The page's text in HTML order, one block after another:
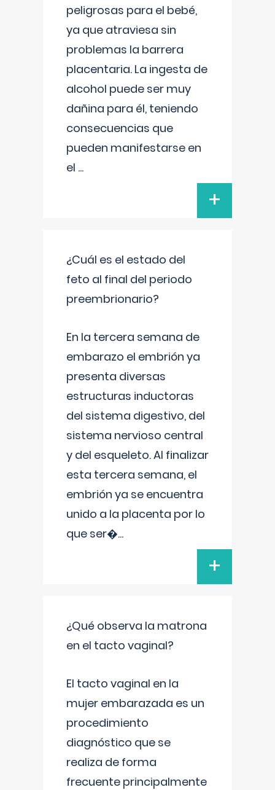
peligrosas para el bebé,
ya que atraviesa sin
problemas la barrera
placentaria. La ingesta de
alcohol puede ser muy
dañina para él, teniendo
consecuencias que
pueden manifestarse en
el ...
+
¿Cuál es el estado del
feto al final del periodo
preembrionario?
En la tercera semana de
embarazo el embrión ya
presenta diversas
estructuras inductoras
del sistema digestivo, del
sistema nervioso central
y del esqueleto. Al finalizar
esta tercera semana, el
embrión ya se encuentra
unido a la placenta por lo
que ser�...
+
¿Qué observa la matrona
en el tacto vaginal?
El tacto vaginal en la
mujer embarazada es un
procedimiento
diagnóstico que se
realiza de forma
frecuente principalmente